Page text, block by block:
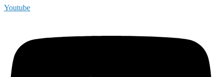
Youtube